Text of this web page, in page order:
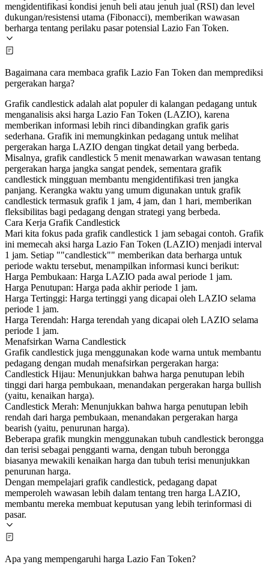
mengidentifikasi kondisi jenuh beli atau jenuh jual (RSI) dan level
dukungan/resistensi utama (Fibonacci), memberikan wawasan
berharga tentang perilaku pasar potensial Lazio Fan Token.
Bagaimana cara membaca grafik Lazio Fan Token dan memprediksi
pergerakan harga?
Grafik candlestick adalah alat populer di kalangan pedagang untuk
menganalisis aksi harga Lazio Fan Token (LAZIO), karena
memberikan informasi lebih rinci dibandingkan grafik garis
sederhana. Grafik ini memungkinkan pedagang untuk melihat
pergerakan harga LAZIO dengan tingkat detail yang berbeda.
Misalnya, grafik candlestick 5 menit menawarkan wawasan tentang
pergerakan harga jangka sangat pendek, sementara grafik
candlestick mingguan membantu mengidentifikasi tren jangka
panjang. Kerangka waktu yang umum digunakan untuk grafik
candlestick termasuk grafik 1 jam, 4 jam, dan 1 hari, memberikan
fleksibilitas bagi pedagang dengan strategi yang berbeda.
Cara Kerja Grafik Candlestick
Mari kita fokus pada grafik candlestick 1 jam sebagai contoh. Grafik
ini memecah aksi harga Lazio Fan Token (LAZIO) menjadi interval
1 jam. Setiap ""candlestick"" memberikan data berharga untuk
periode waktu tersebut, menampilkan informasi kunci berikut:
Harga Pembukaan: Harga LAZIO pada awal periode 1 jam.
Harga Penutupan: Harga pada akhir periode 1 jam.
Harga Tertinggi: Harga tertinggi yang dicapai oleh LAZIO selama
periode 1 jam.
Harga Terendah: Harga terendah yang dicapai oleh LAZIO selama
periode 1 jam.
Menafsirkan Warna Candlestick
Grafik candlestick juga menggunakan kode warna untuk membantu
pedagang dengan mudah menafsirkan pergerakan harga:
Candlestick Hijau: Menunjukkan bahwa harga penutupan lebih
tinggi dari harga pembukaan, menandakan pergerakan harga bullish
(yaitu, kenaikan harga).
Candlestick Merah: Menunjukkan bahwa harga penutupan lebih
rendah dari harga pembukaan, menandakan pergerakan harga
bearish (yaitu, penurunan harga).
Beberapa grafik mungkin menggunakan tubuh candlestick berongga
dan terisi sebagai pengganti warna, dengan tubuh berongga
biasanya mewakili kenaikan harga dan tubuh terisi menunjukkan
penurunan harga.
Dengan mempelajari grafik candlestick, pedagang dapat
memperoleh wawasan lebih dalam tentang tren harga LAZIO,
membantu mereka membuat keputusan yang lebih terinformasi di
pasar.
Apa yang mempengaruhi harga Lazio Fan Token?